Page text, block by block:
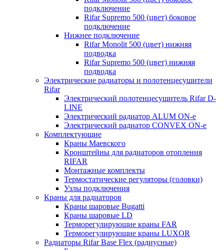
подключение
Rifar Supremo 500 (цвет) боковое
подключение
Нижнее подключение
Rifar Monolit 500 (цвет) нижняя
подводка
Rifar Supremo 500 (цвет) нижняя
подводка
Электрические радиаторы и полотенцесушители
Rifar
Электрический полотенцесушитель Rifar D-
LINE
Электрический радиатор ALUM ON-e
Электрический радиатор CONVEX ON-e
Комплектующие
Краны Маевского
Кронштейны для радиаторов отопления
RIFAR
Монтажные комплекты
Термостатические регуляторы (головки)
Узлы подключения
Краны для радиаторов
Краны шаровые Bugatti
Краны шаровые LD
Терморегулирующие краны FAR
Терморегулирующие краны LUXOR
Радиаторы Rifar Base Flex (радиусные)